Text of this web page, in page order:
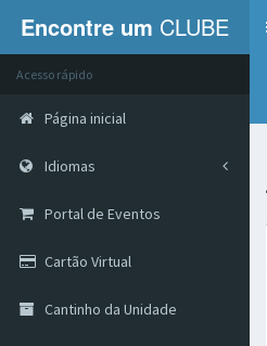
Encontre um CLUBE
Acesso rápido
Página inicial
Idiomas
Portal de Eventos
Cartão Virtual
Cantinho da Unidade